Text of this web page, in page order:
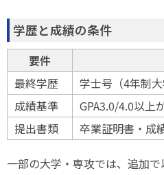
学歴と成績の条件
要件
最終学歴
学士号（4年制
成績基準
GPA3.0/4.0以上
提出書類
卒業証明書・成
一部の大学・専攻では、追加